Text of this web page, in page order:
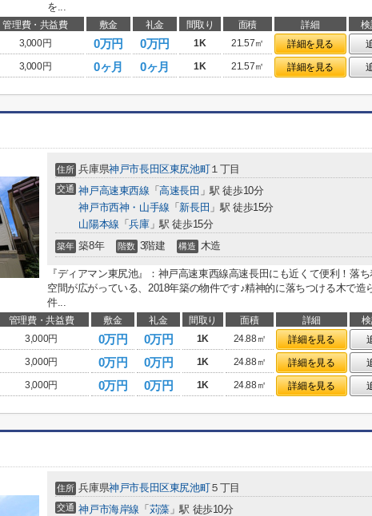
を...
管理費・共益費 敷金 礼金 間取り 面積 詳細
検
3,000円 0万円 0万円 1K 21.57㎡ 詳細を見る
3,000円 0ヶ月 0ヶ月 1K 21.57㎡ 詳細を見る
住所 兵庫県神戸市長田区東尻池町１丁目
交通 神戸高速東西線 「高速長田 」駅 徒歩10分
神戸市西神・山手線 「 新長田 」駅 徒歩15分
山陽本線 「兵庫」駅 徒歩15分
築年 築8年 階数 3階建 構造 木造
『ディアマン東尻池』：神戸高速東西線高速長田にも近くて便利！落
空間が広がっている、2018年築の物件です♪精神的に落ちつける木で造
件...
管理費・共益費 敷金 礼金 間取り 面積 詳細
3,000円 0万円 0万円 1K 24.88㎡ 詳細を見る
3,000円 0万円 0万円 1K 24.88㎡ 詳細を見る
3,000円 0万円 0万円 1K 24.88㎡ 詳細を見る
住所 兵庫県神戸市長田区東尻池町５丁目
交通 神戸市海岸線 「 苅藻」駅 徒歩10分